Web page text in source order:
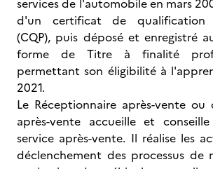
services de l'automobile en mars
d'un certificat de qualification
(CQP), puis déposé et enregistré
forme de Titre à finalité
permettant son éligibilité à
2021.
Le Réceptionnaire après-vente ou
après-vente accueille et
service après-vente. Il réalise les
déclenchement des processus de